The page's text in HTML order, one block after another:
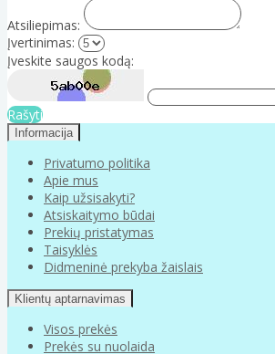
Atsiliepimas:
Įvertinimas:
Įveskite saugos kodą:
Rašyti
Informacija
Privatumo politika
Apie mus
Kaip užsisakyti?
Atsiskaitymo būdai
Prekių pristatymas
Taisyklės
Didmeninė prekyba žaislais
Klientų aptarnavimas
Visos prekės
Prekės su nuolaida